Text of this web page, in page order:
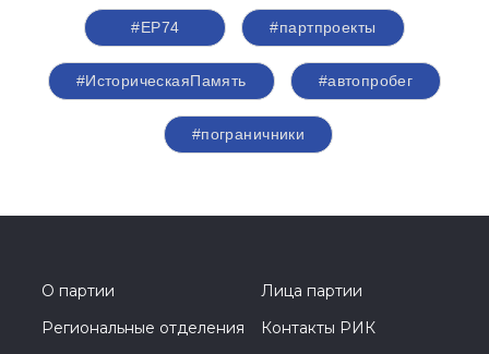
#ЕР74 #партпроекты
#ИсторическаяПамять #автопробег
#пограничники
О партии
Лица партии
Региональные отделения
Контакты РИК